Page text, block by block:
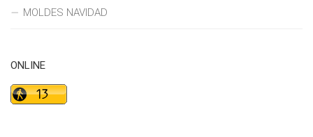
MOLDES NAVIDAD
ONLINE